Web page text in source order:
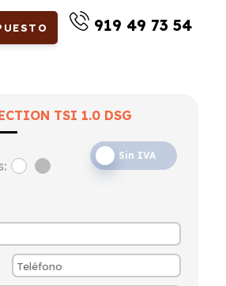
919 49 73 54
TSI 1.0 DSG
Sin IVA